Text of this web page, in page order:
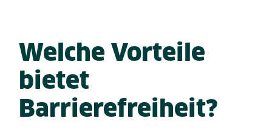
Welche Vorteile
bietet
Barrierefreiheit?